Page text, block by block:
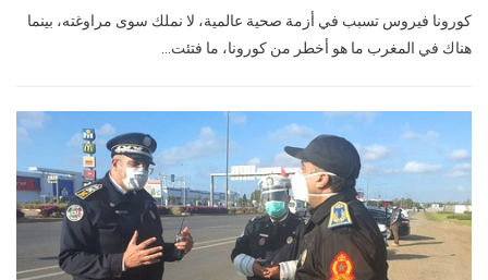
كورونا فيروس تسبب في أزمة صحية عالمية، لا نملك سوى مراوغته، بينما
هناك في المغرب ما هو أخطر من كورونا، ما فتئت…